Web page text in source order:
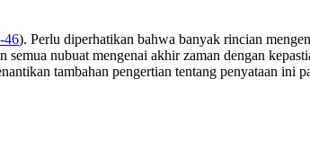
46). Perlu diperhatikan bahwa banyak rincian
nubuat mengenai akhir zaman dengan
tambahan pengertian tentang penyataan ini